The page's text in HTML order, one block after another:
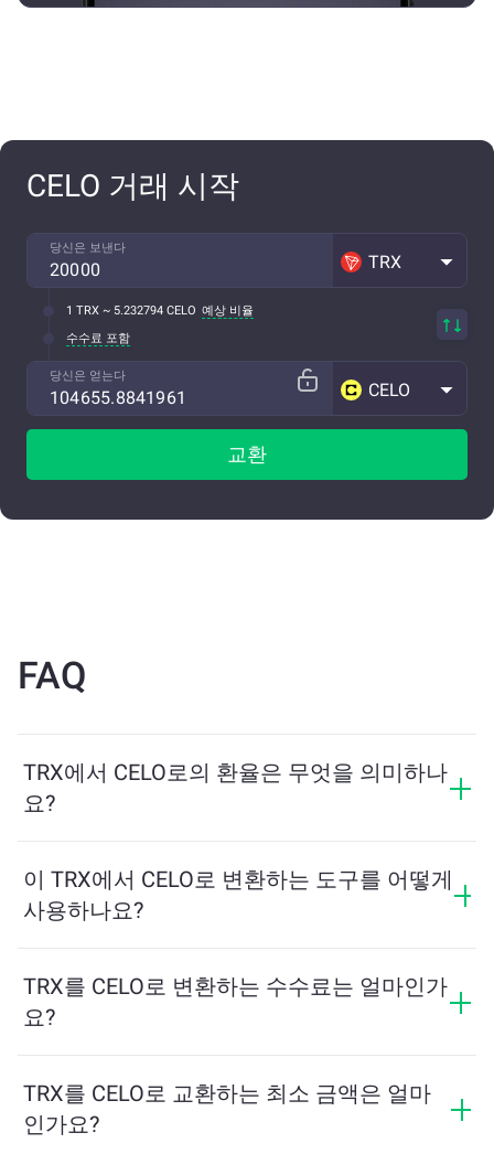
CELO 거래 시작
당신은 보낸다
TRX
1 TRX ~ 5.232794 CELO 예상 비율
수수료 포함
당신은 얻는다
CELO
교환
FAQ
TRX에서 CELO로의 환율은 무엇을 의미하나
요?
줍니다. 이 환율은 시장 상황, 수요와 공급, 그리고 유동성
에 따라 변동합니다.
이 TRX에서 CELO로 변환하는 도구를 어떻게
사용하나요?
수량을 계산해줍니다. 그런 다음, 안내에 따라 거래를 완
료하세요.
TRX를 CELO로 변환하는 수수료는 얼마인가
요?
라집니다. ChangeNOW는 숨겨진 수수료 없이 경쟁력 있
는 요금을 제공하며, 최종 금액은 거래를 확인하기 전에
표시됩니다.
TRX를 CELO로 교환하는 최소 금액은 얼마
인가요?